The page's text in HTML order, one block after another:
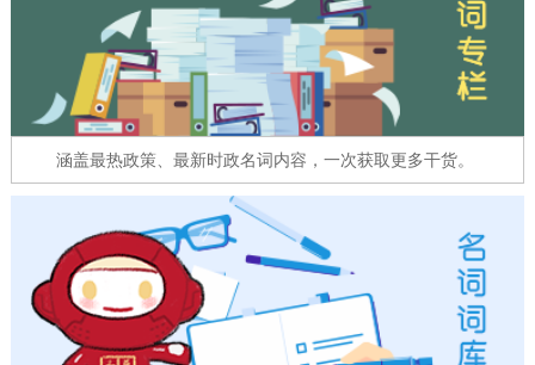
ENGLISH 한국어 日本語
DEUTSCH FRANÇAIS РУССКИЙ ЯЗЫК
ESPAÑOL العربية PORTUGUÊS
ITALIANO
涵盖最热政策、最新时政名词内容，一次获取更多干货。